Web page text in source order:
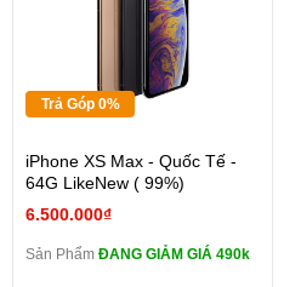
Trả Góp 0%
iPhone XS Max - Quốc Tế -
64G LikeNew ( 99%)
6.500.000₫
Sản Phẩm ĐANG GIẢM GIÁ 490k